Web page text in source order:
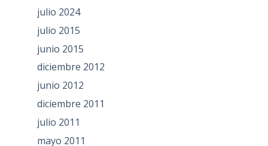
julio 2024
julio 2015
junio 2015
diciembre 2012
junio 2012
diciembre 2011
julio 2011
mayo 2011